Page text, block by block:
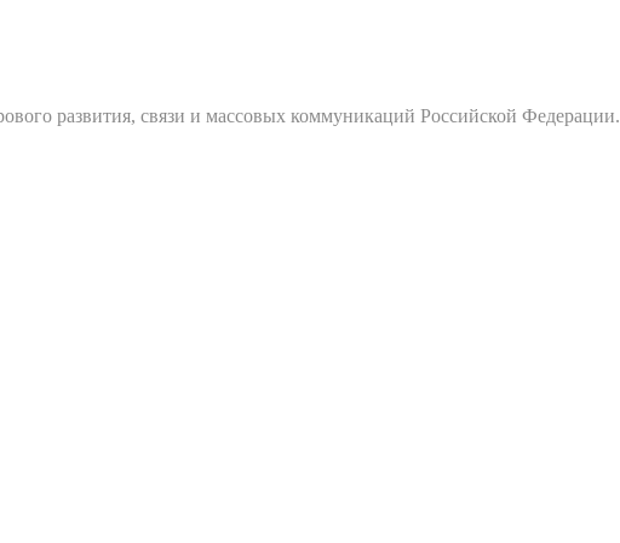
развития, связи и массовых коммуникаций Российской Федерации.